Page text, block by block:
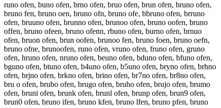
runo ofen, buno ofen, brno ofen, bruo ofen, brun ofen, bruno ofen,
bruno fen, bruno oen, bruno ofn, bruno ofe, bbruno ofen, brruno
ofen, bruuno ofen, brunno ofen, brunoo ofen, bruno oofen, bruno
offen, bruno ofeen, bruno ofenn, rbuno ofen, burno ofen, brnuo
ofen, bruon ofen, brun oofen, brunoo fen, bruno foen, bruno oefn,
bruno ofne, brunoofen, runo ofen, vruno ofen, fruno ofen, gruno
ofen, hruno ofen, nruno ofen, beuno ofen, bduno ofen, bfuno ofen,
bguno ofen, btuno ofen, b4uno ofen, b5uno ofen, bryno ofen, brhno
ofen, brjno ofen, brkno ofen, brino ofen, br7no ofen, br8no ofen,
bru o ofen, brubo ofen, brugo ofen, bruho ofen, brujo ofen, brumo
ofen, bruni ofen, brunk ofen, brunl ofen, brunp ofen, brun9 ofen,
brun0 ofen, bruno ifen, bruno kfen, bruno lfen, bruno pfen, bruno